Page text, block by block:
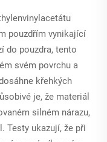
pouzdřím vynikající
do pouzdra, tento
svém povrchu a
křehkých
je, že materiál
silném nárazu,
Testy ukazují, že při